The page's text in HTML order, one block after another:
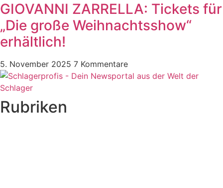
GIOVANNI ZARRELLA: Tickets für
„Die große Weihnachtsshow“
erhältlich!
5. November 2025 7 Kommentare
Rubriken